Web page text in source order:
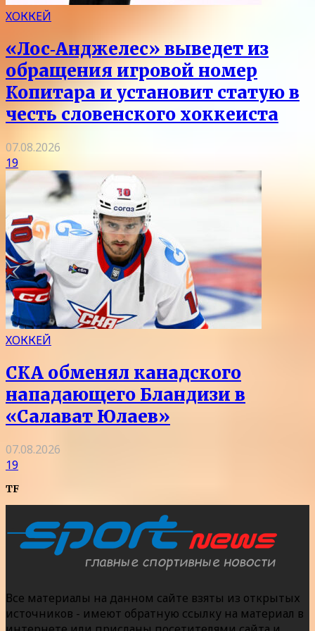
ХОККЕЙ
«Лос‑Анджелес» выведет из
обращения игровой номер
Копитара и установит статую в
честь словенского хоккеиста
07.08.2026
19
ХОККЕЙ
СКА обменял канадского
нападающего Бландизи в
«Салават Юлаев»
07.08.2026
19
TF
Все материалы на данном сайте взяты из открытых
источников - имеют обратную ссылку на материал в